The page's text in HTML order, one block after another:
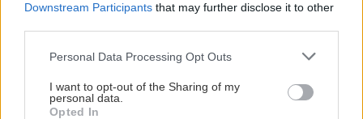
Downstream Participants that may further disclose it to other
Please note that this website/app uses one or more Google
not limited to your visit or usage behaviour. You may click to
grant or deny consent to Google and its third-party tags to
Personal Data Processing Opt Outs
I want to opt-out of the Sharing of my
personal data.
Opted In